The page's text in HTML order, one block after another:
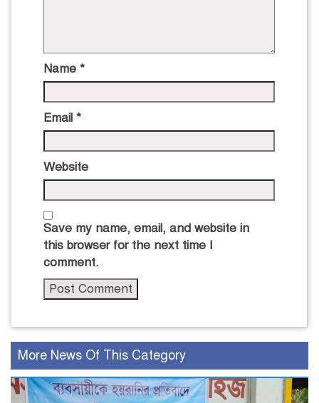
Name *
Email *
Website
Save my name, email, and website in
this browser for the next time I
comment.
More News Of This Category